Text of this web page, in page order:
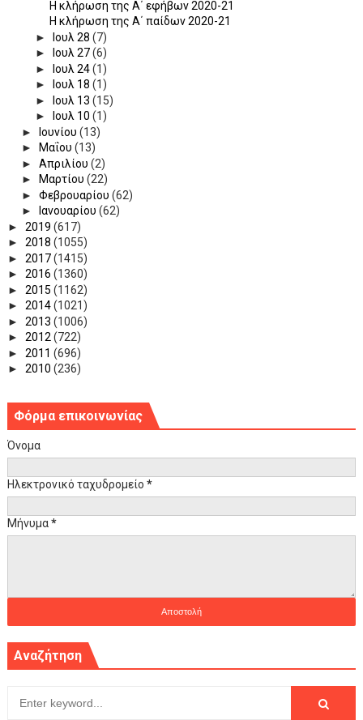
Η κλήρωση της Α΄ εφήβων 2020-21
Η κλήρωση της Α΄ παίδων 2020-21
►
Ιουλ 28 (7)
►
Ιουλ 27(6)
►
Ιουλ 24(1)
►
Ιουλ 18 (1)
►
Ιουλ 13 (15)
►
Ιουλ 10 (1)
►
Ιουνίου (13)
►
Μαΐου (13)
► Απριλίου (2)
►
Μαρτίου (22)
► Φεβρουαρίου (62)
►
Ιανουαρίου (62)
► 2019 (617)
► 2018 (1055)
► 2017(1415)
► 2016 (1360)
► 2015 (1162)
► 2014(1021)
► 2013 (1006)
► 2012(722)
► 2011 (696)
► 2010 (236)
Φόρμα επικοινωνίας
Όνομα
Ηλεκτρονικό ταχυδρομείο *
Μήνυμα*
Αναζήτηση